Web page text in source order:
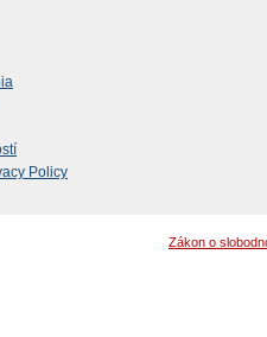
Policy
Zákon o